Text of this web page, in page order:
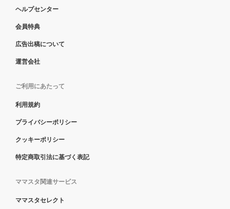
ヘルプセンター
会員特典
広告出稿について
運営会社
ご利用にあたって
利用規約
プライバシーポリシー
クッキーポリシー
特定商取引法に基づく表記
ママスタ関連サービス
ママスタセレクト